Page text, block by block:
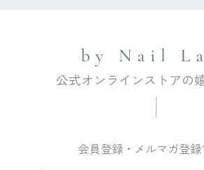
会員登録・メルマガ登